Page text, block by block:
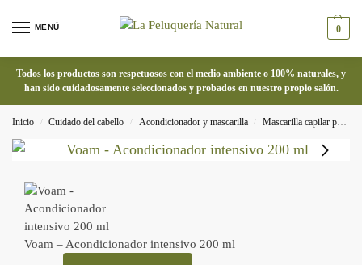
MENÚ 0
Todos los productos son respetuosos con el medio ambiente o 100% naturales, y
han sido cuidadosamente seleccionados y probados en nuestro propio salón.
Inicio / Cuidado del cabello / Acondicionador y mascarilla / Mascarilla capilar para el pelo rizado
Voam – Acondicionador intensivo 200 ml